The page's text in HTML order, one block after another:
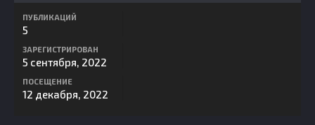
ПУБЛИКАЦИЙ
5
ЗАРЕГИСТРИРОВАН
5 сентября, 2022
ПОСЕЩЕНИЕ
12 декабря, 2022